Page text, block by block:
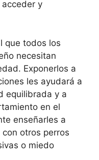
y
que todos los
necesitan
Exponerlos a
les ayudará a
equilibrada y a
en el
enseñarles a
otros perros
o miedo